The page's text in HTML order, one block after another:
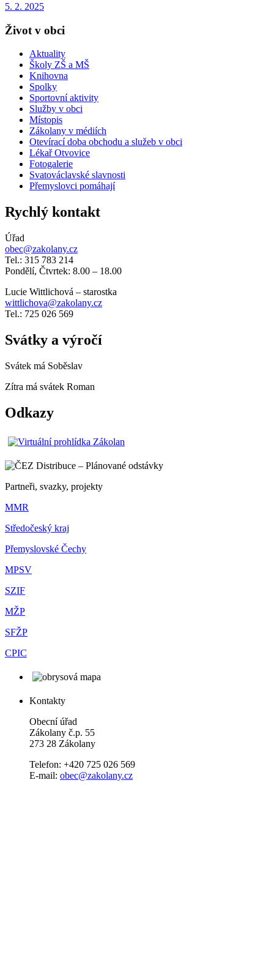
5. 2. 2025
Život v obci
Aktuality
Školy ZŠ a MŠ
Knihovna
Spolky
Sportovní aktivity
Služby v obci
Místopis
Zákolany v médiích
Otevírací doba obchodu a služeb v obci
Lékař Otvovice
Fotogalerie
Svatováclavské slavnosti
Přemyslovci pomáhají
Rychlý kontakt
Úřad
obec@zakolany.cz
Tel.: 315 783 214
Pondělí, Čtvrtek: 8.00 – 18.00
Lucie Wittlichová – starostka
wittlichova@zakolany.cz
Tel.: 725 026 569
Svátky a výročí
Svátek má Soběslav
Zítra má svátek Roman
Odkazy
Partneři, svazky, projekty
MMR
Středočeský kraj
Přemyslovské Čechy
MPSV
SZIF
MŽP
SFŽP
CPIC
Kontakty
Obecní úřad
Zákolany č.p. 55
273 28 Zákolany
Telefon: +420 725 026 569
E-mail: obec@zakolany.cz